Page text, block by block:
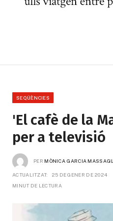
SEQÜÈNCIES
'El cafè de la
per a televisió
PER MÒNICA GARCIA
ACTUALITZAT: 25 DE GENER DE 2024
MINUT DE LECTURA